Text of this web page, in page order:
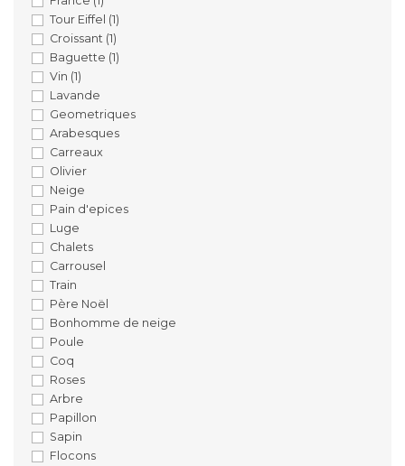
Tour Eiffel (1)
Croissant (1)
Baguette (1)
Vin (1)
Lavande
Geometriques
Arabesques
Carreaux
Olivier
Neige
Pain d'epices
Luge
Chalets
Carrousel
Train
Père Noël
Bonhomme de neige
Poule
Coq
Roses
Arbre
Papillon
Sapin
Flocons